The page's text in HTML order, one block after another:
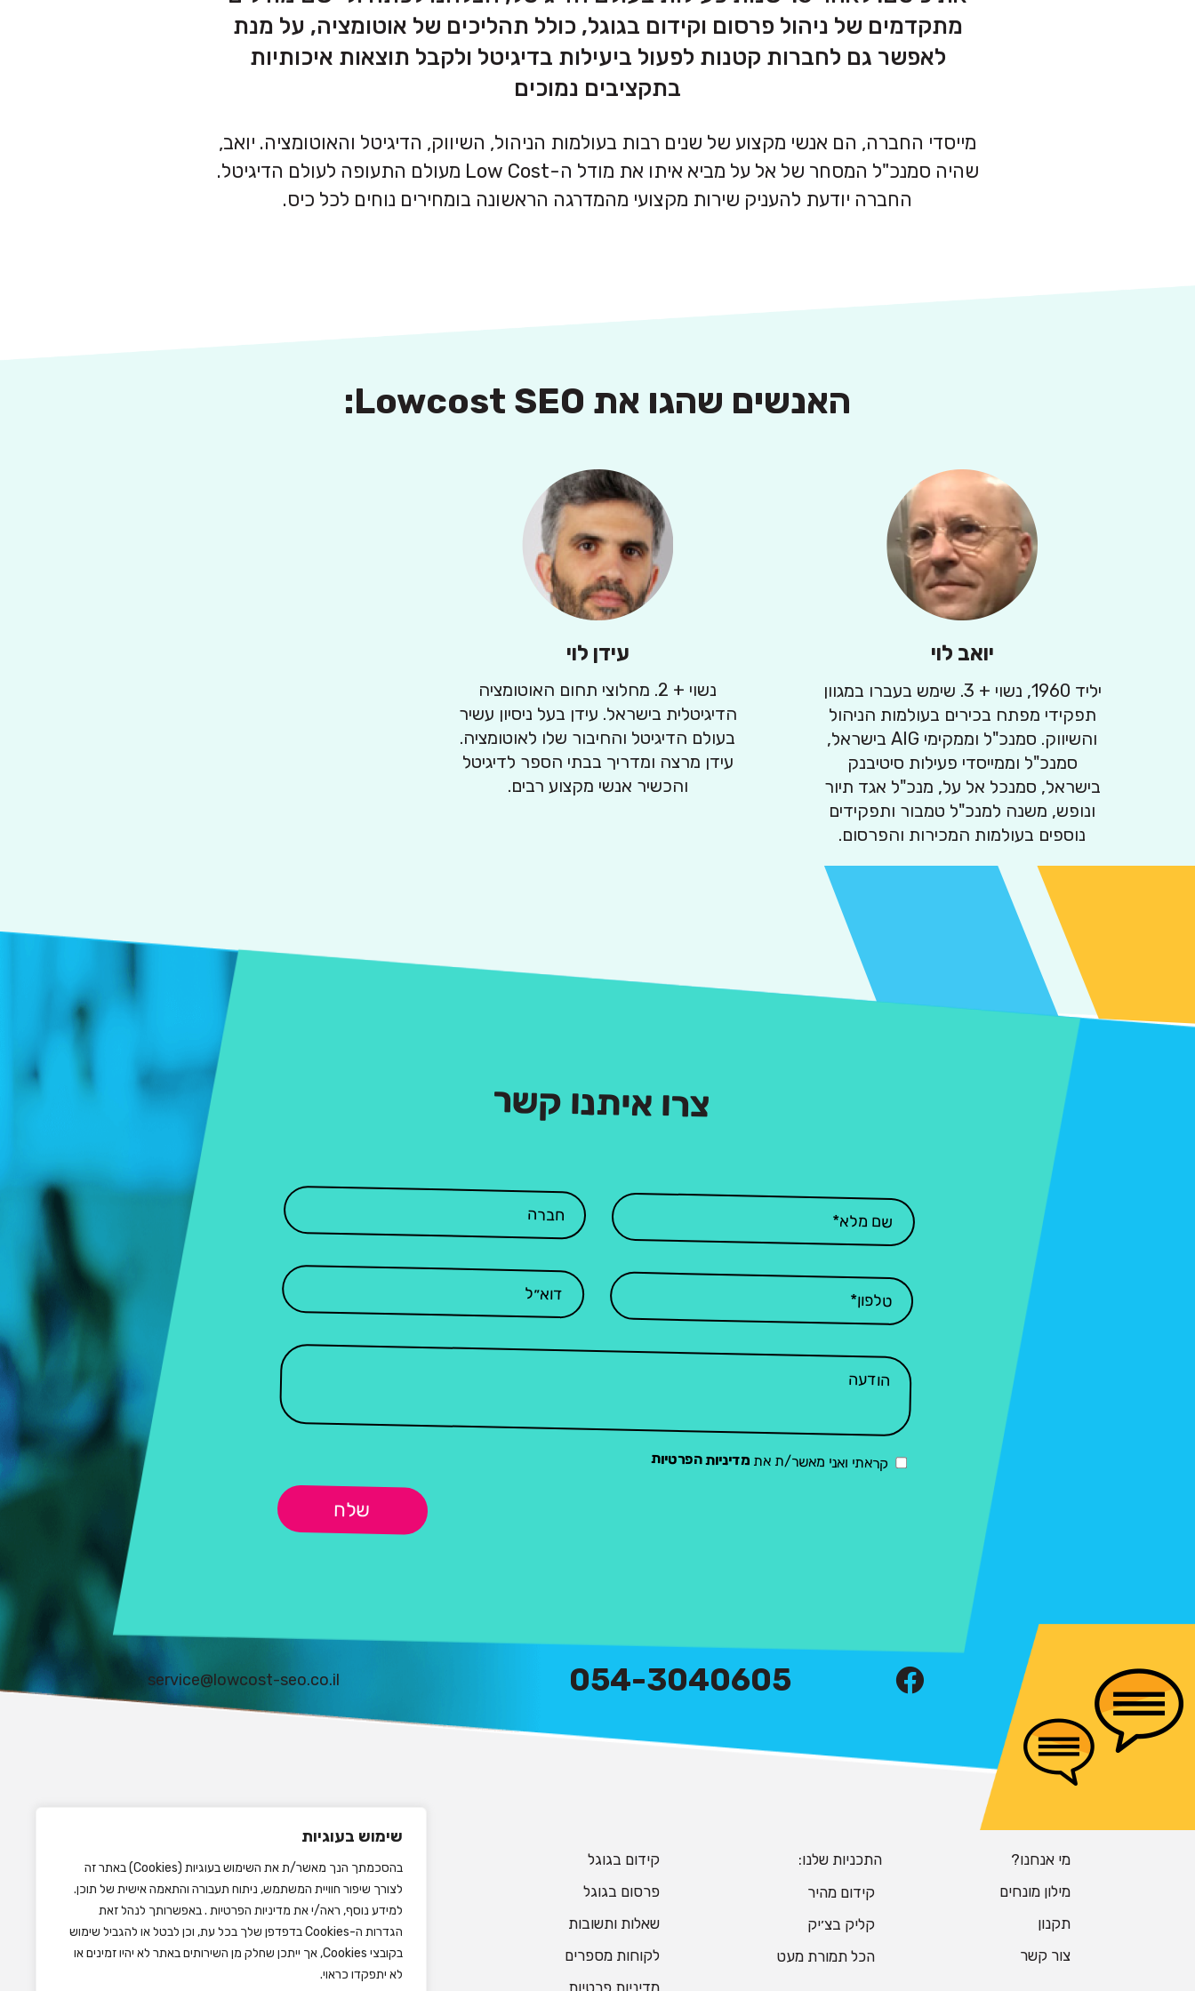
שימוש בעוגיות
בהסכמתך הנך מאשר/ת את השימוש בעוגיות (Cookies) באתר זה
לצורך שיפור חוויית המשתמש, ניתוח תעבורה והתאמה אישית של תוכן.
למידע נוסף, ראה/י את מדיניות הפרטיות . באפשרותך לנהל זאת
הגדרות ה-Cookies בדפדפן שלך בכל עת, וכן לבטל או להגביל שימוש
בקובצי Cookies, אך ייתכן שחלק מן השירותים באתר לא יהיו זמינים או
לא יתפקדו כראוי.
מתקדמים של ניהול פרסום וקידום בגוגל, כולל תהליכים של אוטומציה, על מנת
לאפשר גם לחברות קטנות לפעול ביעילות בדיגיטל ולקבל תוצאות איכותיות
בתקציבים נמוכים
מייסדי החברה, הם אנשי מקצוע של שנים רבות בעולמות הניהול, השיווק, הדיגיטל והאוטומציה. יואב,
שהיה סמנכ"ל המסחר של אל על מביא איתו את מודל ה-Low Cost מעולם התעופה לעולם הדיגיטל.
החברה יודעת להעניק שירות מקצועי מהמדרגה הראשונה בומחירים נוחים לכל כיס.
האנשים שהגו את Lowcost SEO:
יואב לוי
יליד 1960, נשוי + 3. שימש בעברו במגוון
תפקידי מפתח בכירים בעולמות הניהול
והשיווק. סמנכ"ל וממקימי AIG בישראל,
סמנכ"ל וממייסדי פעילות סיטיבנק
בישראל, סמנכל אל על, מנכ"ל אגד תיור
ונופש, משנה למנכ"ל טמבור ותפקידים
נוספים בעולמות המכירות והפרסום.
עידן לוי
נשוי + 2. מחלוצי תחום האוטומציה
הדיגיטלית בישראל. עידן בעל ניסיון עשיר
בעולם הדיגיטל והחיבור שלו לאוטומציה.
עידן מרצה ומדריך בבתי הספר לדיגיטל
והכשיר אנשי מקצוע רבים.
צרו איתנו קשר
קראתי ואני מאשר/ת אתמדיניות הפרטיות
שלח
Alternative:
054-3040605
service@lowcost-seo.co.il
מי אנחנו?
מילון מונחים
תקנון
צור קשר
התכניות שלנו:
קידום מהיר
קליק בצ׳יק
הכל תמורת מעט
קידום בגוגל
פרסום בגוגל
שאלות ותשובות
לקוחות מספרים